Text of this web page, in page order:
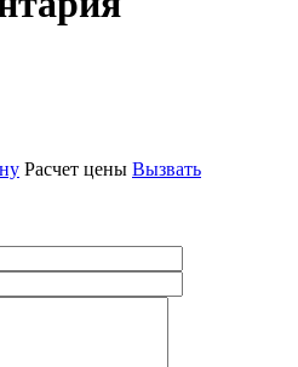
Расчет цены Вызвать